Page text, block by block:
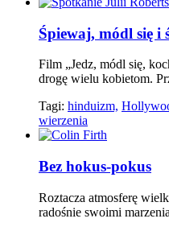
Śpiewaj, módl się i
Film „Jedz, módl się,
drogę wielu kobietom.
Tagi: hinduizm,
wierzenia
Bez hokus-pokus
Roztacza atmosferę
radośnie swoimi